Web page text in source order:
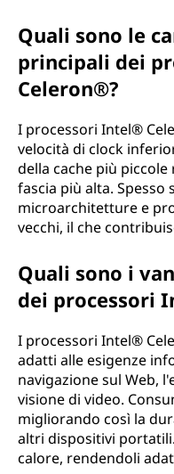
Quali sono le
principali dei
Celeron®?
I processori Intel®
velocità di clock
della cache più
fascia più alta.
microarchitetture e
vecchi, il che
Quali sono i
dei processori
I processori Intel®
adatti alle esigenze
navigazione sul Web,
visione di video.
migliorando così la
altri dispositivi
calore, rendendoli